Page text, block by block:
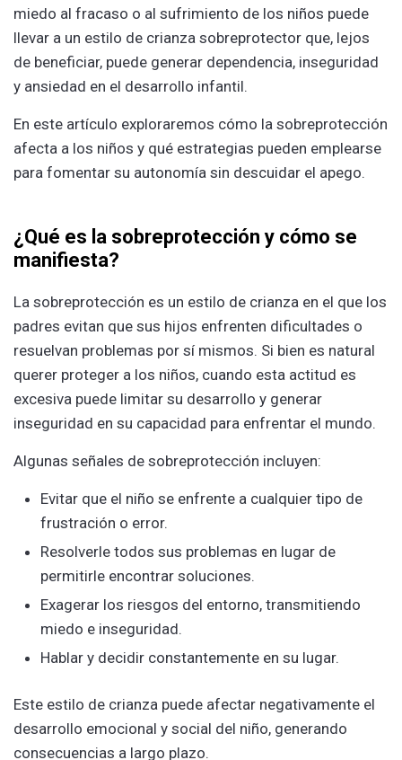
miedo al fracaso o al sufrimiento de los niños puede
llevar a un estilo de crianza sobreprotector que, lejos
de beneficiar, puede generar dependencia, inseguridad
y ansiedad en el desarrollo infantil.
En este artículo exploraremos cómo la sobreprotección
afecta a los niños y qué estrategias pueden emplearse
para fomentar su autonomía sin descuidar el apego.
¿Qué es la sobreprotección y cómo se
manifiesta?
La sobreprotección es un estilo de crianza en el que los
padres evitan que sus hijos enfrenten dificultades o
resuelvan problemas por sí mismos. Si bien es natural
querer proteger a los niños, cuando esta actitud es
excesiva puede limitar su desarrollo y generar
inseguridad en su capacidad para enfrentar el mundo.
Algunas señales de sobreprotección incluyen:
Evitar que el niño se enfrente a cualquier tipo de
frustración o error.
Resolverle todos sus problemas en lugar de
permitirle encontrar soluciones.
Exagerar los riesgos del entorno, transmitiendo
miedo e inseguridad.
Hablar y decidir constantemente en su lugar.
Este estilo de crianza puede afectar negativamente el
desarrollo emocional y social del niño, generando
consecuencias a largo plazo.